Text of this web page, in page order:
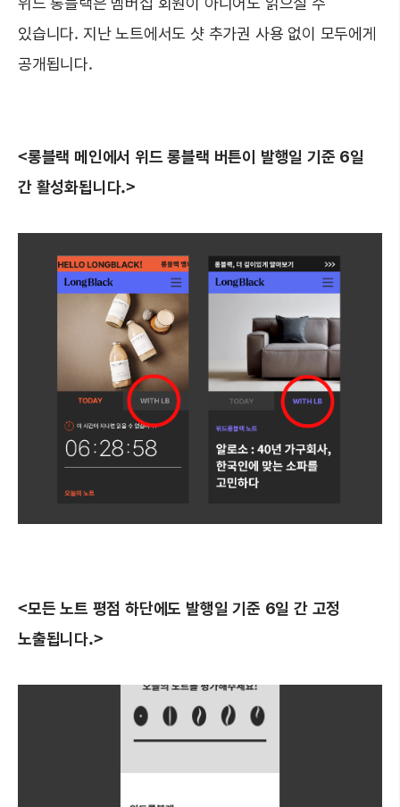
있습니다. 지난 노트에서도 샷 추가권 사용 없이 모두에게
공개됩니다.
<롱블랙 메인에서 위드 롱블랙 버튼이 발행일 기준 6일
간 활성화됩니다.>
<모든 노트 평점 하단에도 발행일 기준 6일 간 고정
노출됩니다.>